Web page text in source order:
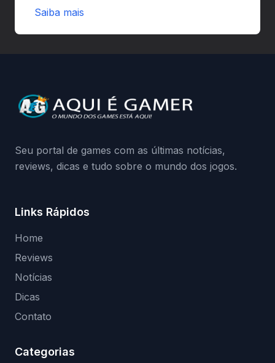
preload e avisa que quem usar versões não
da Playground: negação do preload,
medidas contra acessos não autorizados
Saiba mais
Seu portal de games com as últimas notícias,
reviews, dicas e tudo sobre o mundo dos jogos.
Links Rápidos
Home
Reviews
Notícias
Dicas
Contato
Categorias